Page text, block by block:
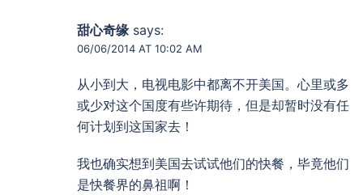
甜心奇缘 says:
06/06/2014 AT 10:02 AM
从小到大，电视电影中都离不开美国。心里或多
或少对这个国度有些许期待，但是却暂时没有任
何计划到这国家去！
我也确实想到美国去试试他们的快餐，毕竟他们
是快餐界的鼻祖啊！